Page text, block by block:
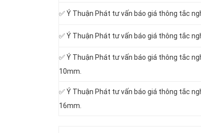
✅ Ý Thuận Phát tư vấn báo giá thông tắc
✅ Ý Thuận Phát tư vấn báo giá thông tắc
✅ Ý Thuận Phát tư vấn báo giá thông tắc
10mm.
✅ Ý Thuận Phát tư vấn báo giá thông tắc
16mm.